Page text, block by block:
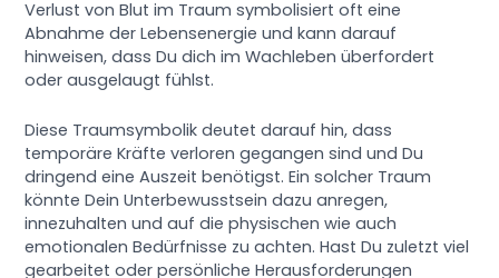
Verlust von Blut im Traum symbolisiert oft eine
Abnahme der Lebensenergie und kann darauf
hinweisen, dass Du dich im Wachleben überfordert
oder ausgelaugt fühlst.
Diese Traumsymbolik deutet darauf hin, dass
temporäre Kräfte verloren gegangen sind und Du
dringend eine Auszeit benötigst. Ein solcher Traum
könnte Dein Unterbewusstsein dazu anregen,
innezuhalten und auf die physischen wie auch
emotionalen Bedürfnisse zu achten. Hast Du zuletzt viel
gearbeitet oder persönliche Herausforderungen